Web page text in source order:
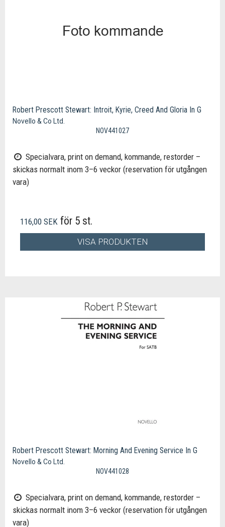
Robert Prescott Stewart: Introit, Kyrie, Creed And Gloria In G
Novello & Co Ltd.
NOV441027
Specialvara, print on demand, kommande, restorder –
skickas normalt inom 3–6 veckor (reservation för utgången
vara)
116,00 SEK för 5 st.
VISA PRODUKTEN
Robert Prescott Stewart: Morning And Evening Service In G
Novello & Co Ltd.
NOV441028
Specialvara, print on demand, kommande, restorder –
skickas normalt inom 3–6 veckor (reservation för utgången
vara)